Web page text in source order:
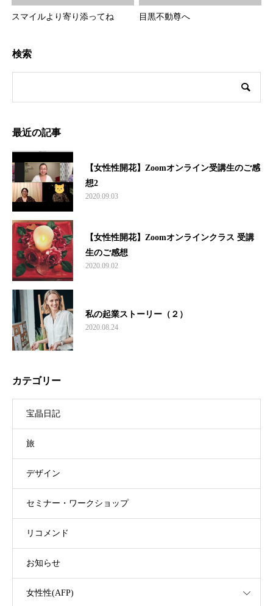
スマイルより寄り添ってね 目黒不動尊へ
検索
最近の記事
【女性性開花】Zoomオンライン受講生のご感
想2
2020.09.03
【女性性開花】Zoomオンラインクラス 受講
生のご感想
2020.09.02
私の起業ストーリー（２）
2020.08.24
カテゴリー
宝晶日記
旅
デザイン
セミナー・ワークショップ
リコメンド
お知らせ
女性性(AFP)